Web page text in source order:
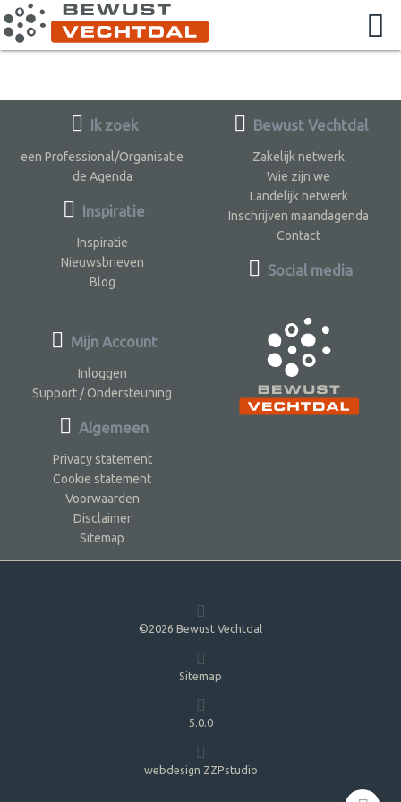
Ik zoek
een Professional/Organisatie
de Agenda
Inspiratie
Inspiratie
Nieuwsbrieven
Blog
Bewust Vechtdal
Zakelijk netwerk
Wie zijn we
Landelijk netwerk
Inschrijven maandagenda
Contact
Social media
Mijn Account
Inloggen
Support / Ondersteuning
Algemeen
Privacy statement
Cookie statement
Voorwaarden
Disclaimer
Sitemap
©2026 Bewust Vechtdal
Sitemap
5.0.0
webdesign ZZPstudio